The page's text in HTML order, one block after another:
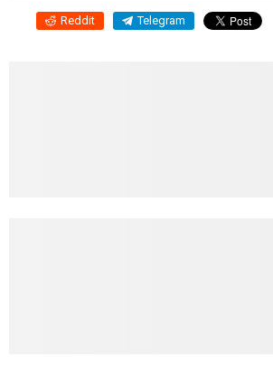
Reddit Telegram